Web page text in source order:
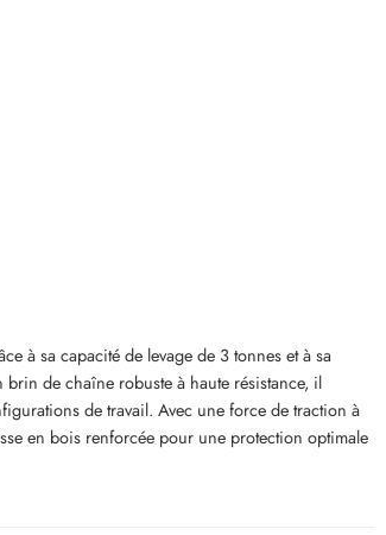
à sa capacité de levage de 3 tonnes et à sa
brin de chaîne robuste à haute résistance, il
de travail. Avec une force de traction à
en bois renforcée pour une protection optimale